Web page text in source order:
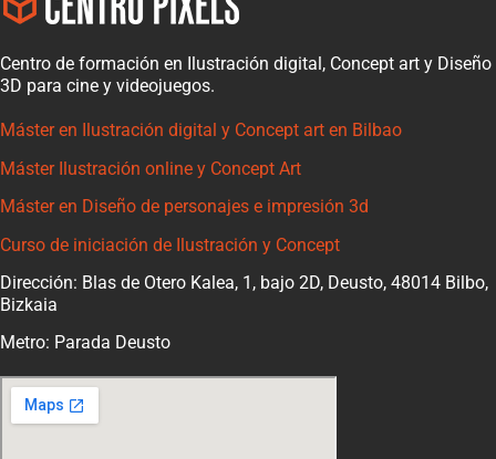
Centro de formación en Ilustración digital, Concept art y Diseño
3D para cine y videojuegos.
Máster en Ilustración digital y Concept art en Bilbao
Máster Ilustración online y Concept Art
Máster en Diseño de personajes e impresión 3d
Curso de iniciación de Ilustración y Concept
Dirección: Blas de Otero Kalea, 1, bajo 2D, Deusto, 48014 Bilbo,
Bizkaia
Metro: Parada Deusto